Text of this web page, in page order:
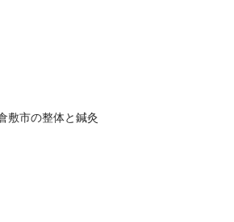
敷市の整体と鍼灸